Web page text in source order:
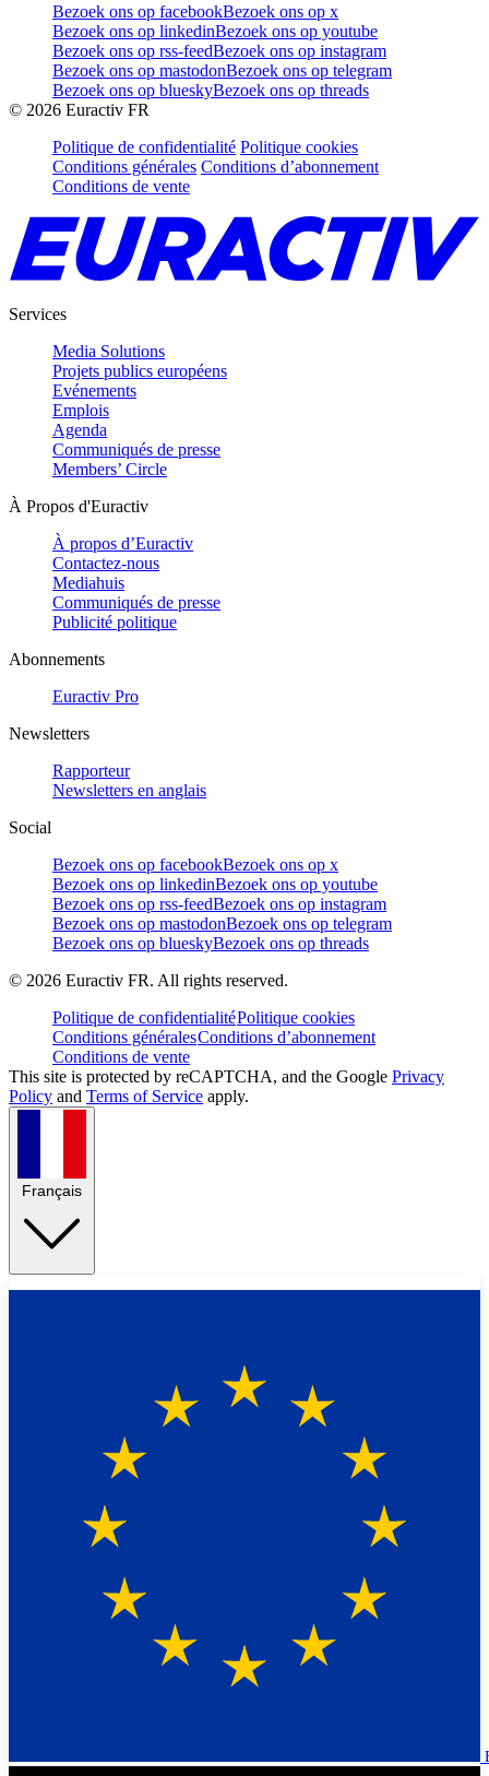
Bezoek ons op facebookBezoek ons op x
Bezoek ons op linkedinBezoek ons op youtube
Bezoek ons op rss-feedBezoek ons op instagram
Bezoek ons op mastodonBezoek ons op telegram
Bezoek ons op blueskyBezoek ons op threads
© 2026 Euractiv FR
Politique de confidentialité Politique cookies
Conditions générales Conditions d’abonnement
Conditions de vente
Services
Media Solutions
Projets publics européens
Evénements
Emplois
Agenda
Communiqués de presse
Members’ Circle
À Propos d'Euractiv
À propos d’Euractiv
Contactez-nous
Mediahuis
Communiqués de presse
Publicité politique
Abonnements
Euractiv Pro
Newsletters
Rapporteur
Newsletters en anglais
Social
Bezoek ons op facebookBezoek ons op x
Bezoek ons op linkedinBezoek ons op youtube
Bezoek ons op rss-feedBezoek ons op instagram
Bezoek ons op mastodonBezoek ons op telegram
Bezoek ons op blueskyBezoek ons op threads
© 2026 Euractiv FR. All rights reserved.
Politique de confidentialitéPolitique cookies
Conditions généralesConditions d’abonnement
Conditions de vente
This site is protected by reCAPTCHA, and the Google Privacy
Policy and Terms of Service apply.
Français